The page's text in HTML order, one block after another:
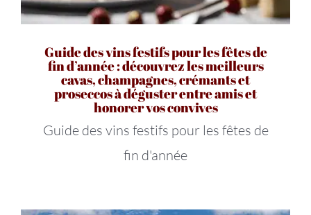
Guide des vins festifs pour les fêtes de
fin d’année : découvrez les meilleurs
cavas, champagnes, crémants et
proseccos à déguster entre amis et
honorer vos convives
Guide des vins festifs pour les fêtes de
fin d'année